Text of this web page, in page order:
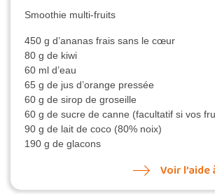
Smoothie multi-fruits
450 g d’ananas frais sans le cœur
80 g de kiwi
60 ml d’eau
65 g de jus d’orange pressée
60 g de sirop de groseille
60 g de sucre de canne (facultatif si vos
90 g de lait de coco (80% noix)
190 g de glacons
Voir